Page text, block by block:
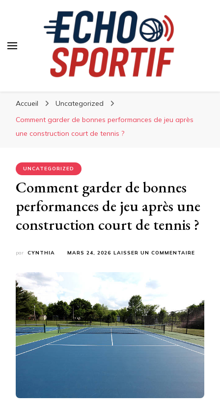
Accueil
Uncategorized
Comment garder de bonnes performances de jeu après
une construction court de tennis ?
UNCATEGORIZED
Comment garder de bonnes
performances de jeu après une
construction court de tennis ?
par CYNTHIA MARS 24, 2026 LAISSER UN COMMENTAIRE
DE
JEU
APRÈS
UNE
COURT